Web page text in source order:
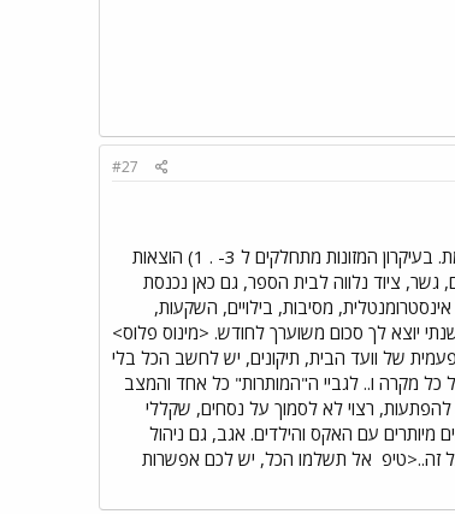
#27
נסחי לך הסכם בשפה שלך, בלי "חריגים" ובלי מונחים מפוצצים שיגרמו לך לא להבין על מה חתמת. בעיקרון המזונות מתחלקים ל 3- . 1) הוצאות
2) הוצאות בלתי צפויות - משקפיים, גשר, ציוד נלווה לבית הספר, גם כאן נכנסת
מנויים למינהם, העשרה אינסטרומנטלית, מסיבות, בילויים, השקעות,
יוצא לך סכום משוערך לחודש. <מינוס פלוס>
גביה חד פעמית של וועד הבית, תיקונים, יש לחשב הכל בלי
כל מקרה ו.. לגביי ה"המותרות" כל אחד והמצב
לא לחכות להפתעות, רצוי לא לסמוך על נסחים, שקללי
מיותרים עם האקס והילדים. אגב, גם ניהול
זה..<טיפ אל תשלמו הכל, יש לכם אפשרות